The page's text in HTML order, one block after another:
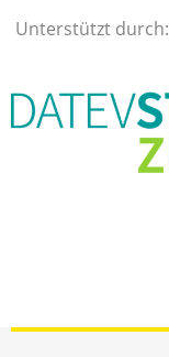
Unterstützt durch: